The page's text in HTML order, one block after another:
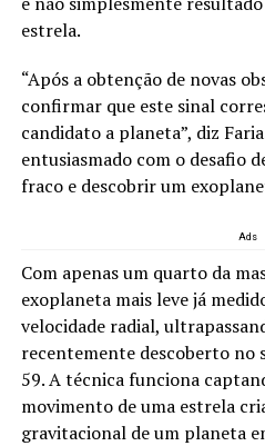
estrela.
“Após a obtenção de novas
confirmar que este sinal
candidato a planeta”, diz
entusiasmado com o desafio
fraco e descobrir um
Ads
Com apenas um quarto da
exoplaneta mais leve já
velocidade radial,
recentemente descoberto no
59. A técnica funciona
movimento de uma estrela
gravitacional de um planeta